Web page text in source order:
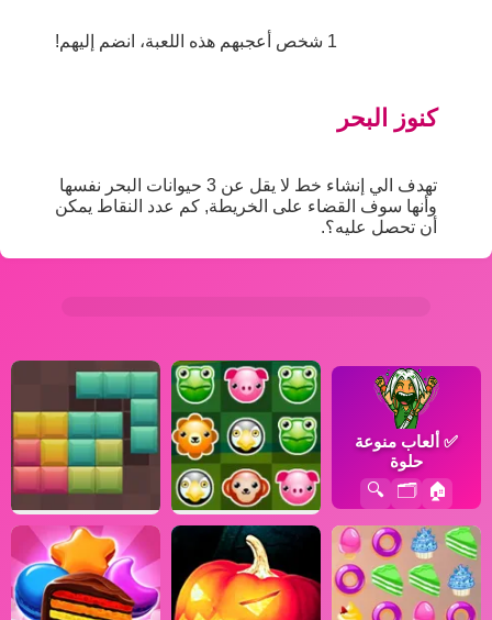
1 شخص أعجبهم هذه اللعبة، انضم إليهم!
كنوز البحر
تهدف الي إنشاء خط لا يقل عن 3 حيوانات البحر نفسها
وأنها سوف القضاء على الخريطة, كم عدد النقاط يمكن
أن تحصل عليه؟.
✅ ألعاب منوعة
حلوة
🏠
🗂️
🔍